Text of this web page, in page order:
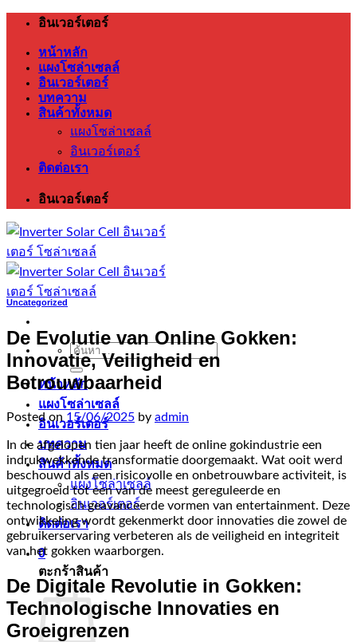
ข้าม
เนื้อหา
อินเวอร์เตอร์
หน้าหลัก
แผงโซล่าเซลล์
อินเวอร์เตอร์
บทความ
สินค้าทั้งหมด
แผงโซล่าเซลล์
อินเวอร์เตอร์
ติดต่อเรา
อินเวอร์เตอร์
ค้นหา:
หน้าหลัก
แผงโซล่าเซลล์
อินเวอร์เตอร์
บทความ
สินค้าทั้งหมด
แผงโซล่าเซลล์
อินเวอร์เตอร์
ติดต่อเรา
0
ตะกร้าสินค้า
Uncategorized
De Evolutie van Online Gokken:
Innovatie, Veiligheid en
Betrouwbaarheid
Posted on 15/06/2025 by admin
In de afgelopen tien jaar heeft de online gokindustrie een
indrukwekkende transformatie doorgemaakt. Wat ooit werd
beschouwd als een risicovolle en onbetrouwbare activiteit, is
uitgegroeid tot een van de meest gereguleerde en
technologisch geavanceerde vormen van entertainment. Deze
ontwikkeling wordt gekenmerkt door innovaties die zowel de
gebruikerservaring verbeteren als de veiligheid en integriteit
van het gokken waarborgen.
De Digitale Revolutie in Gokken:
Technologische Innovaties en
Groeigrenzen